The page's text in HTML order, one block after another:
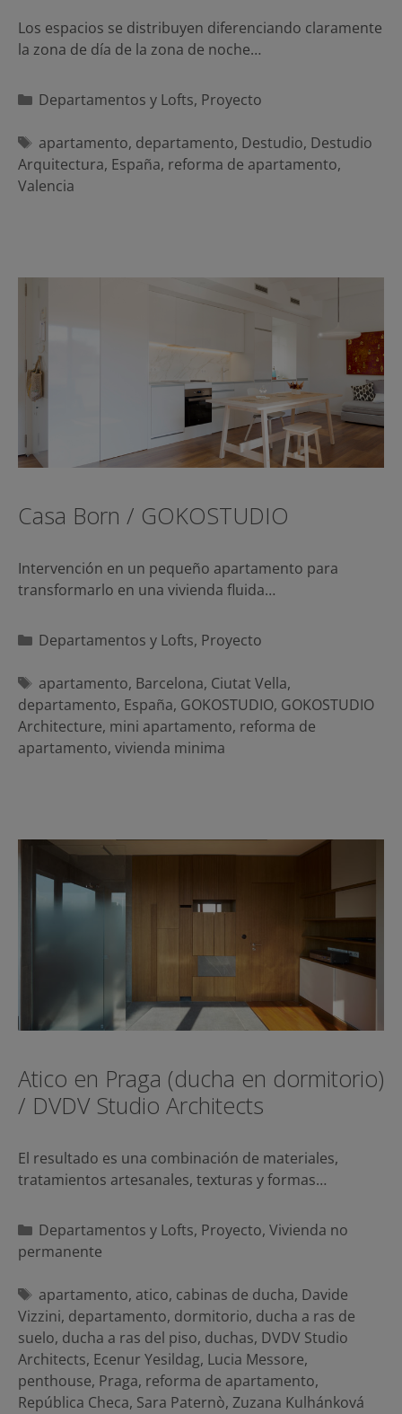
Los espacios se distribuyen diferenciando claramente
la zona de día de la zona de noche…
Categorías
Departamentos y Lofts, Proyecto
Etiquetas
apartamento, departamento, Destudio, Destudio
Arquitectura, España, reforma de apartamento,
Valencia
Casa Born / GOKOSTUDIO
Intervención en un pequeño apartamento para
transformarlo en una vivienda fluida…
Categorías
Departamentos y Lofts, Proyecto
Etiquetas
apartamento, Barcelona, Ciutat Vella,
departamento, España, GOKOSTUDIO, GOKOSTUDIO
Architecture, mini apartamento, reforma de
apartamento, vivienda minima
Atico en Praga (ducha en dormitorio)
/ DVDV Studio Architects
El resultado es una combinación de materiales,
tratamientos artesanales, texturas y formas…
Categorías
Departamentos y Lofts, Proyecto, Vivienda no
permanente
Etiquetas
apartamento, atico, cabinas de ducha, Davide
Vizzini, departamento, dormitorio, ducha a ras de
suelo, ducha a ras del piso, duchas, DVDV Studio
Architects, Ecenur Yesildag, Lucia Messore,
penthouse, Praga, reforma de apartamento,
República Checa, Sara Paternò, Zuzana Kulhánková